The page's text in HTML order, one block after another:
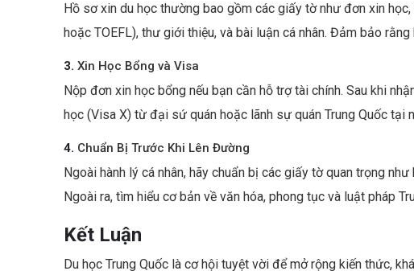
Hồ sơ xin du học thường bao gồm các giấy tờ như đơn xin
hoặc TOEFL), thư giới thiệu, và bài luận cá nhân. Đảm bảo
3. Xin Học Bổng và Visa
Nộp đơn xin học bổng nếu bạn cần hỗ trợ tài chính. Sau khi
học (Visa X) từ đại sứ quán hoặc lãnh sự quán Trung Quốc tại
4. Chuẩn Bị Trước Khi Lên Đường
Ngoài hành lý cá nhân, hãy chuẩn bị các giấy tờ quan trọng
Ngoài ra, tìm hiểu cơ bản về văn hóa, phong tục và luật pháp
Kết Luận
Du học Trung Quốc là cơ hội tuyệt vời để mở rộng kiến thức,